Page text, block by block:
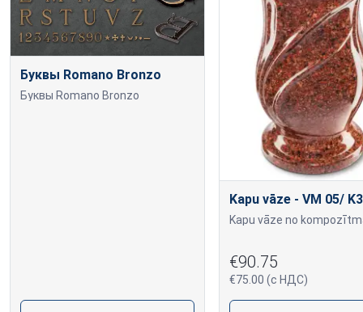
Буквы Romano Bronzo
Буквы Romano Bronzo
Kapu vāze - VM 05/ K3
€90.75
€75.00 (с НДС)